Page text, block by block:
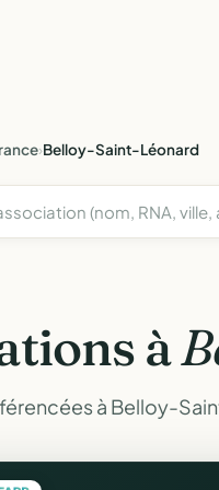
›Belloy-Saint-Léonard
à
à Belloy-